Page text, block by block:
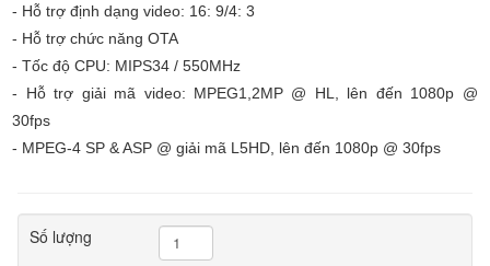
- Hỗ trợ định dạng video: 16: 9/4: 3
- Hỗ trợ chức năng OTA
- Tốc độ CPU: MIPS34 / 550MHz
- Hỗ trợ giải mã video: MPEG1,2MP @ HL, lên đến 1080p @
30fps
- MPEG-4 SP & ASP @ giải mã L5HD, lên đến 1080p @ 30fps
Số lượng